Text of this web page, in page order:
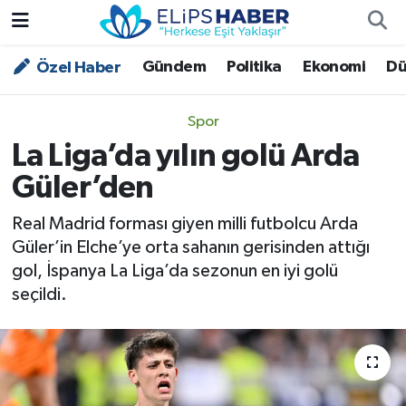
Özel Haber Gündem Politika Ekonomi
Spor
La Liga’da yılın golü Arda
Güler’den
Real Madrid forması giyen milli futbolcu Arda
Güler’in Elche’ye orta sahanın gerisinden attığı
gol, İspanya La Liga’da sezonun en iyi golü
seçildi.
Özel Haber
Asayiş
Çevre - İklim
Dünya
Kültür - Sanat
Magazin
Nöbetçi Eczaneler
Trafik Durumu
Tüm Manşetler
Son Dakika Haberleri